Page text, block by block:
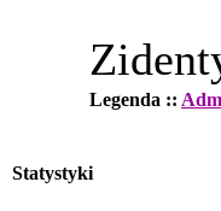
Legenda ::
Statystyki